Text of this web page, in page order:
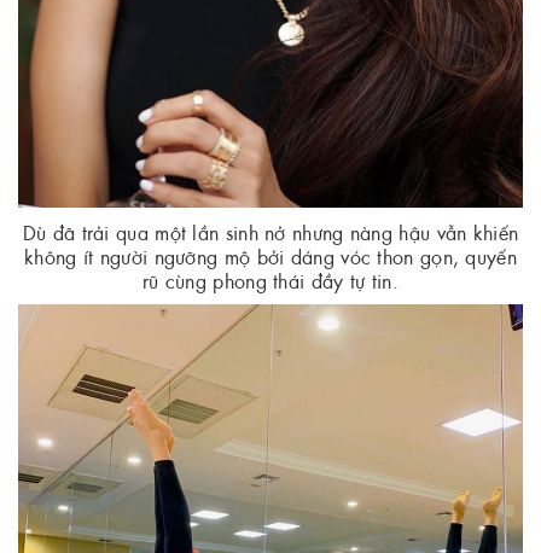
Dù đã trải qua một lần sinh nở nhưng nàng hậu vẫn khiến
không ít người ngưỡng mộ bởi dáng vóc thon gọn, quyến
rũ cùng phong thái đầy tự tin.